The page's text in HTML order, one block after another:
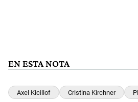
EN ESTA NOTA
Axel Kicillof Cristina Kirchner